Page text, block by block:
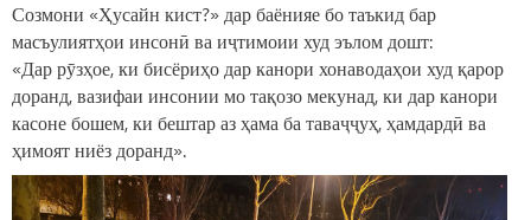
Созмони «Ҳусайн кист?» дар баёнияе бо таъкид бар
масъулиятҳои инсонӣ ва иҷтимоии худ эълом дошт:
«Дар рӯзҳое, ки бисёриҳо дар канори хонаводаҳои худ қарор
доранд, вазифаи инсонии мо тақозо мекунад, ки дар канори
касоне бошем, ки бештар аз ҳама ба таваҷҷуҳ, ҳамдардӣ ва
ҳимоят ниёз доранд».